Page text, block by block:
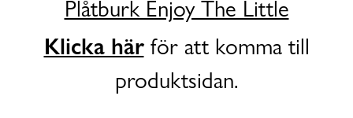
Plåtburk Enjoy The Little
Klicka härför att komma till
produktsidan.